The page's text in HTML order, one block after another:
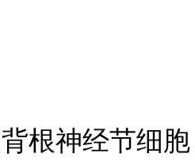
根神经节细胞